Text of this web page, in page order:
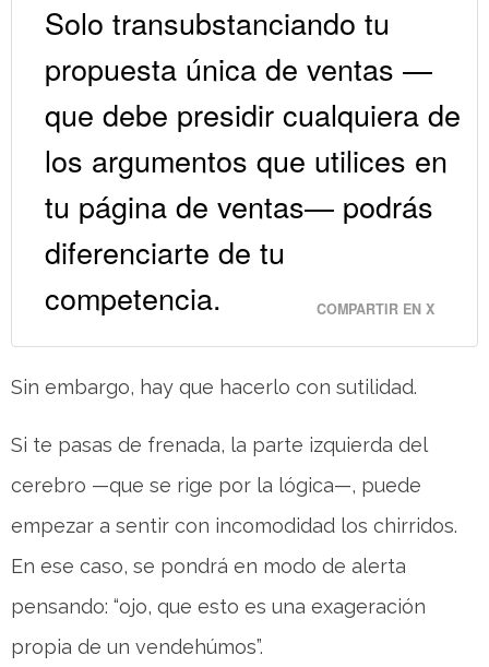
Solo transubstanciando tu
propuesta única de ventas —
que debe presidir cualquiera de
los argumentos que utilices en
tu página de ventas— podrás
diferenciarte de tu
competencia.
COMPARTIR EN X
Sin embargo, hay que hacerlo con sutilidad.
Si te pasas de frenada, la parte izquierda del
cerebro —que se rige por la lógica—, puede
empezar a sentir con incomodidad los chirridos.
En ese caso, se pondrá en modo de alerta
pensando: “ojo, que esto es una exageración
propia de un vendehúmos”.